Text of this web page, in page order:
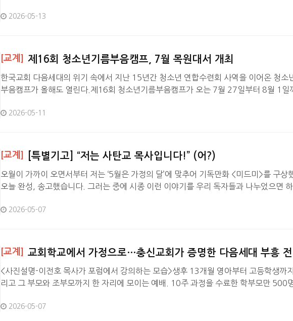
심 유죄 판결에 이르는 경위를 직접 기술한 이 책은, 단순한 개인 사건의 기록을 넘어 설
2026-05-13
[교계] 제16회 청소년기름부음캠프, 7월 목원대서 개최
한국교회 다음세대의 위기 속에서 지난 15년간 청소년 연합수련회 사역을 이어온 청소
부음캠프가 올해도 열린다.제16회 청소년기름부음캠프가 오는 7월 27일부터 8월 1일
구는 요한복음 17장 17절 “그들을 진리로 거룩하게 하옵소서 아버지의 말씀은 진리니이
2026-05-11
[교계] [특별기고] “저는 사탄교 목사입니다!” (어?)
오월이 가까이 오면서부터 저는 ‘5월은 가정의 달’에 맞추어 기독만화 <미드미>를 구상
오늘 완성, 송고했습니다. 그러는 중에 시종 이런 이야기를 우리 독자들과 나누었으면
정말이지 소름끼치는 이야기입니다. 내 나이가 80이라 ‘젊은 목사’라고 호칭했지 그도
2026-05-07
[교계] 교회학교에서 가정으로…충신교회가 증명한 다음세대 부흥
<사진설명-이전호 목사가 포럼에서 강의하는 모습>생후 13개월 영아부터 고등학생까
리고 그 부모와 조부모까지 한 자리에 모이는 예배. 10주 과정을 수료한 학부모만 500
여 년에 걸쳐 쌓아온 다음세대 사역의 실제 풍경이다.미래목회포럼(대표 황덕영 목사·이
2026-05-07